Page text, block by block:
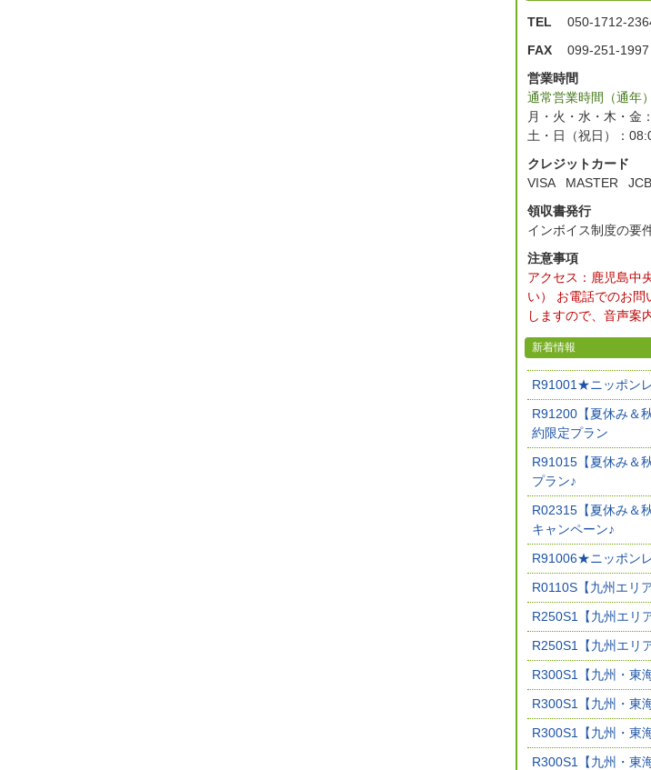
TEL
050-1712-
FAX
099-251-1997
営業時間
通常営業時間（通年）
月・火・水・木・金
土・日（祝日）：
クレジットカード
VISA
MASTER JCB
領収書発行
インボイス制度の要
注意事項
アクセス：鹿児島中
い） お電話でのお問
しますので、音声案
新着情報
R91001★ニッポン
R91200【夏休み＆
約限定プラン
R91015【夏休み＆
プラン♪
R02315【夏休み＆
キャンペーン♪
R91006★ニッポン
R0110S【九州エリ
R250S1【九州エリ
R250S1【九州エリ
R300S1【九州・東
R300S1【九州・東
R300S1【九州・東
R300S1【九州・東